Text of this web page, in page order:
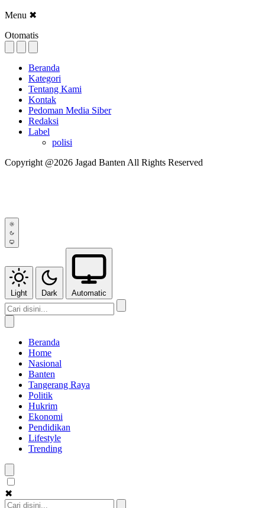
Menu ✖
Otomatis
Beranda
Kategori
Tentang Kami
Kontak
Pedoman Media Siber
Redaksi
Label
polisi
Copyright @2026 Jagad Banten All Rights Reserved
Light Dark Automatic
Beranda
Home
Nasional
Banten
Tangerang Raya
Politik
Hukrim
Ekonomi
Pendidikan
Lifestyle
Trending
✖